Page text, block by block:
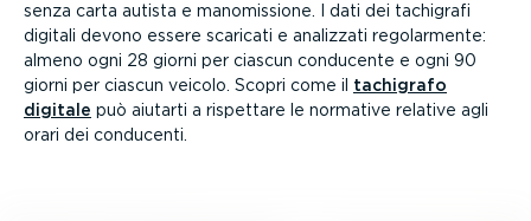
senza carta autista e manomis­sione. I dati dei tachigrafi
digitali devono essere scaricati e analizzati regolar­mente:
almeno ogni 28 giorni per ciascun conducente e ogni 90
giorni per ciascun veicolo. Scopri come il tachigrafo
digitale può aiutarti a rispettare le normative relative agli
orari dei conducenti.